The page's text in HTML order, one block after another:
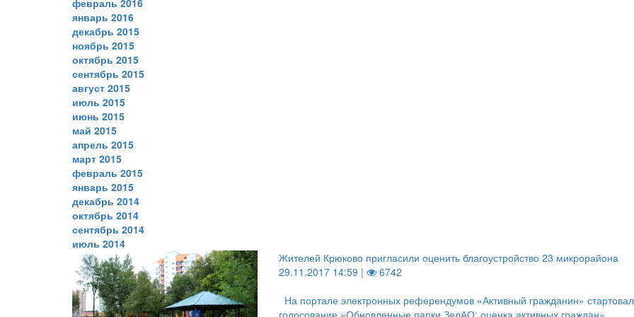
февраль 2016
январь 2016
декабрь 2015
ноябрь 2015
октябрь 2015
сентябрь 2015
август 2015
июль 2015
июнь 2015
май 2015
апрель 2015
март 2015
февраль 2015
январь 2015
декабрь 2014
октябрь 2014
сентябрь 2014
июль 2014
Жителей Крюково пригласили оценить благоустройство 23 микрорайона
29.11.2017 14:59 |
6742
На портале электронных референдумов «Активный гражданин»